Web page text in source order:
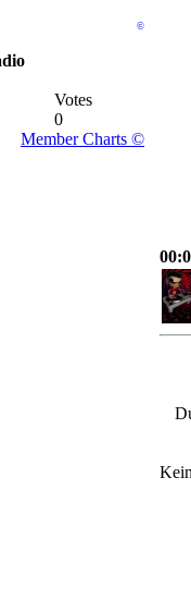
©
Votes
0
Member Charts ©